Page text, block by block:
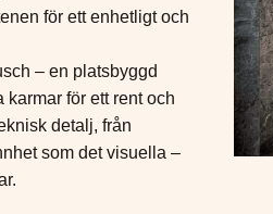
för ett enhetligt och
– en platsbyggd
för ett rent och
detalj, från
som det visuella –